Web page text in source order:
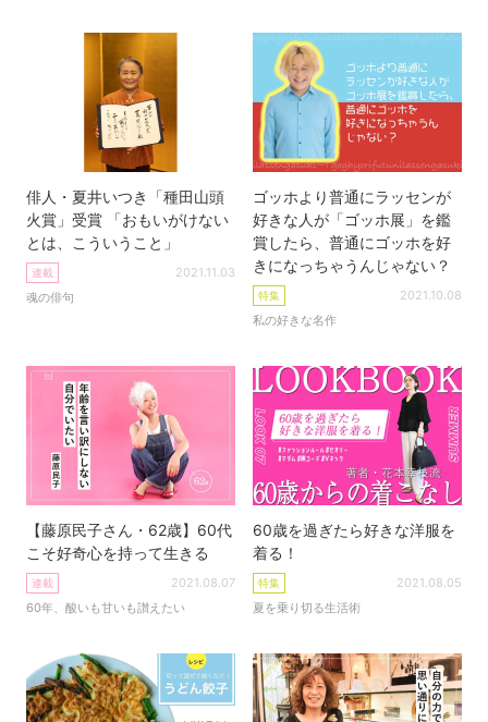
俳人・夏井いつき「種田山頭
火賞」受賞 「おもいがけない
とは、こういうこと」
連載
魂の俳句
2021.11.03
ゴッホより普通にラッセンが
好きな人が「ゴッホ展」を鑑
賞したら、普通にゴッホを好
きになっちゃうんじゃない？
特集
私の好きな名作
2021.10.08
【藤原民子さん・62歳】60代
こそ好奇心を持って生きる
連載
60年、酸いも甘いも讃えたい
2021.08.07
60歳を過ぎたら好きな洋服を
着る！
特集
夏を乗り切る生活術
2021.08.05